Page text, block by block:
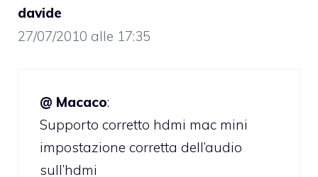
davide
27/07/2010 alle 17:35
@ Macaco:
Supporto corretto hdmi mac mini
impostazione corretta dell’audio
sull’hdmi